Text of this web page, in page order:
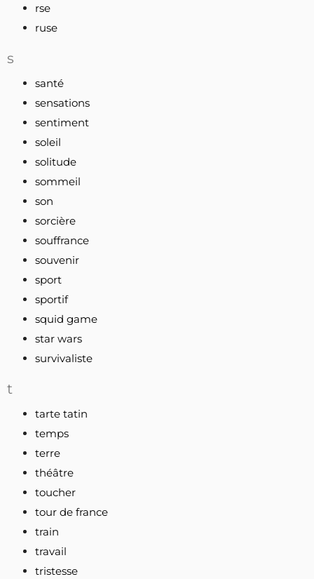
rse
ruse
s
santé
sensations
sentiment
soleil
solitude
sommeil
son
sorcière
souffrance
souvenir
sport
sportif
squid game
star wars
survivaliste
t
tarte tatin
temps
terre
théâtre
toucher
tour de france
train
travail
tristesse